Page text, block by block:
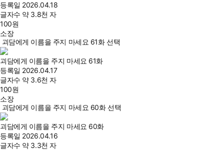
등록일 2026.04.18
글자수 약 3.8천 자
100원
소장
괴담에게 이름을 주지 마세요 61화 선택
괴담에게 이름을 주지 마세요 61화
등록일 2026.04.17
글자수 약 3.6천 자
100원
소장
괴담에게 이름을 주지 마세요 60화 선택
괴담에게 이름을 주지 마세요 60화
등록일 2026.04.16
글자수 약 3.3천 자